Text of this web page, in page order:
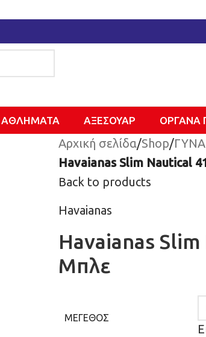
ΑΘΛΗΜΑΤΑ ΑΞΕΣΟΥΑΡ ΌΡΓΑΝΑ
Αρχική σελίδα/Shop/
Havaianas Slim Nautical
Back to products
Havaianas
Havaianas
Μπλε
ΜΈΓΕΘΟΣ